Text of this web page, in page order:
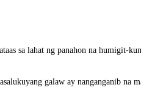
sa lahat ng panahon na humigit-
galaw ay nanganganib na